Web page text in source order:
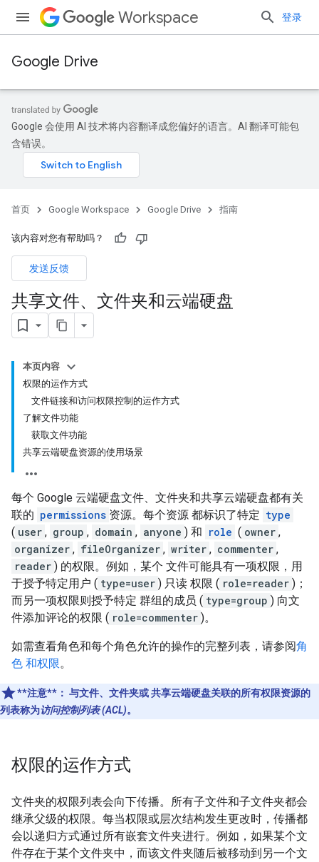
Workspace 登录
Google Drive
Google 会使用 AI 技术将内容翻译成您偏好的语言。AI 翻译可能包
含错误。
首页 Google Workspace Google Drive 指南
该内容对您有帮助吗？
发送反馈
共享文件、文件夹和云端硬盘
本页内容
权限的运作方式
文件链接和访问权限控制的运作方式
了解文件功能
获取文件功能
共享云端硬盘资源的使用场景
每个 Google 云端硬盘文件、文件夹和共享云端硬盘都有关
联的 permissions 资源。每个资源 都标识了特定 type
( user , group , domain , anyone ) 和 role ( owner ,
organizer , fileOrganizer , writer , commenter ,
reader ) 的权限。例如，某个 文件可能具有一项权限，用
于授予特定用户 ( type=user ) 只读 权限 ( role=reader )；
而另一项权限则授予特定 群组的成员 ( type=group ) 向文
件添加评论的权限 ( role=commenter )。
如需查看角色和每个角色允许的操作的完整列表，请参阅角
色 和权限。
**注意**： 与文件、文件夹或 共享云端硬盘关联的所有权限资源的
列表称为访问控制列表 (ACL)。
权限的运作方式
文件夹的权限列表会向下传播。所有子文件和子文件夹都会
继承父级的权限。每当权限或层次结构发生更改时，传播都
会以递归方式通过所有嵌套文件夹进行。例如，如果某个文
件存在于某个文件夹中，而该文件夹随后被移动到另一个文